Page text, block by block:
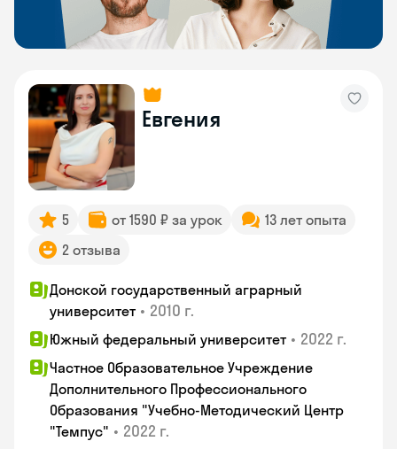
Евгения
5 от 1590 ₽ за урок
13 лет опыта
2 отзыва
Донской государственный аграрный
университет • 2010 г.
Южный федеральный университет • 2022 г.
Частное Образовательное Учреждение
Дополнительного Профессионального
Образования "Учебно-Методический Центр
"Темпус" • 2022 г.